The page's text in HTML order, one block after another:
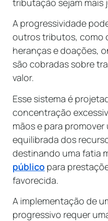
tributação sejam mais
A progressividade
outros tributos, como
heranças e doações,
são cobradas sobre
valor.
Esse sistema é
concentração
mãos e para
equilibrada dos
destinando uma fatia
público para
favorecida.
A implementação de
progressivo requer